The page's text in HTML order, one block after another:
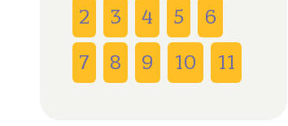
2 3 4 5
6
7
8 9 10 11